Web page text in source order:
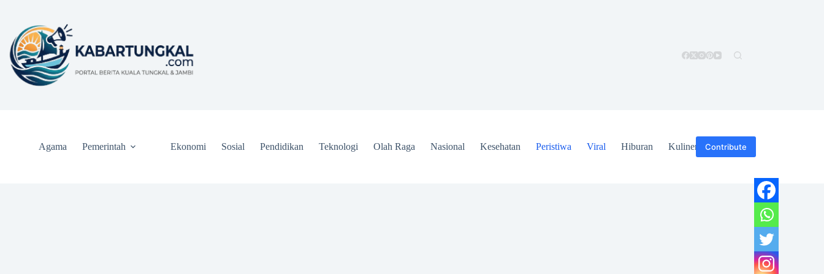
content
Agama Pemerintah Ekonomi Sosial Pendidikan Teknologi Olah Raga Nasional Kesehatan Peristiwa Viral Hiburan Kuliner Hukum
Contribute